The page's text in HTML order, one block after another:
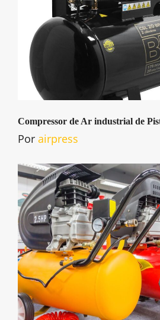
Compressor de Ar industrial de
Por airpress